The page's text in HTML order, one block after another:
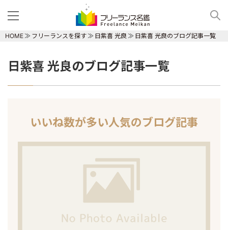
HOME フリーランスを探す 日紫喜 光良 日紫喜 光良のブログ記事一覧
日紫喜 光良のブログ記事一覧
いいね数が多い人気のブログ記事